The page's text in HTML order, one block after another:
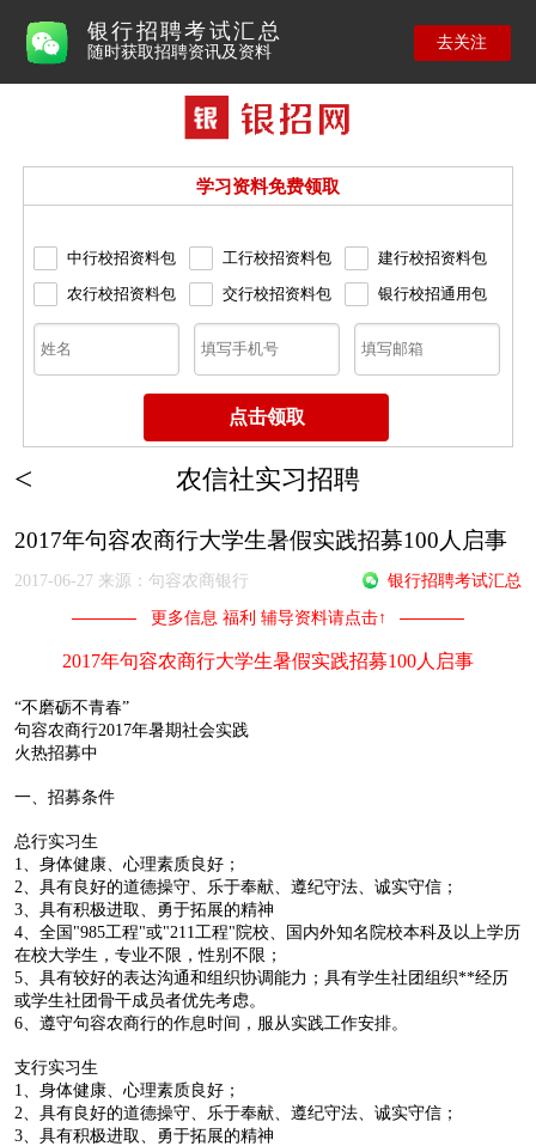
银行招聘考试汇总
随时获取招聘资讯及资料
去关注
学习资料免费领取
中行校招资料包 工行校招资料包
建行校招资料包
农行校招资料包
交行校招资料包 银行校招通用包
农信社实习招聘
2017年句容农商行大学生暑假实践招募100人启事
2017-06-27 来源：句容农商银行
银行招聘考试汇总
更多信息 福利 辅导资料请点击↑
2017年句容农商行大学生暑假实践招募100人启事
“不磨砺不青春”
句容农商行2017年暑期社会实践
火热招募中
一、招募条件
总行实习生
1、身体健康、心理素质良好；
2、具有良好的道德操守、乐于奉献、遵纪守法、诚实守信；
3、具有积极进取、勇于拓展的精神
4、全国"985工程"或"211工程"院校、国内外知名院校本科及以上学历
在校大学生，专业不限，性别不限；
5、具有较好的表达沟通和组织协调能力；具有学生社团组织**经历
或学生社团骨干成员者优先考虑。
6、遵守句容农商行的作息时间，服从实践工作安排。
支行实习生
1、身体健康、心理素质良好；
2、具有良好的道德操守、乐于奉献、遵纪守法、诚实守信；
3、具有积极进取、勇于拓展的精神